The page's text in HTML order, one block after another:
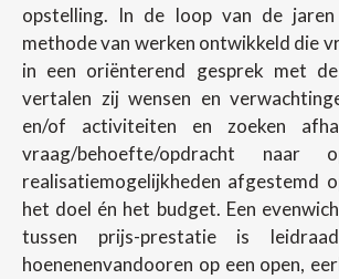
opstelling. In de loop van de jaren
methode van werken ontwikkeld die
in een oriënterend gesprek met
vertalen zij wensen en
en/of activiteiten en zoeken
vraag/behoefte/opdracht naar
realisatiemogelijkheden afgestemd
het doel én het budget. Een
tussen prijs-prestatie is
hoenenenvandooren op een open,